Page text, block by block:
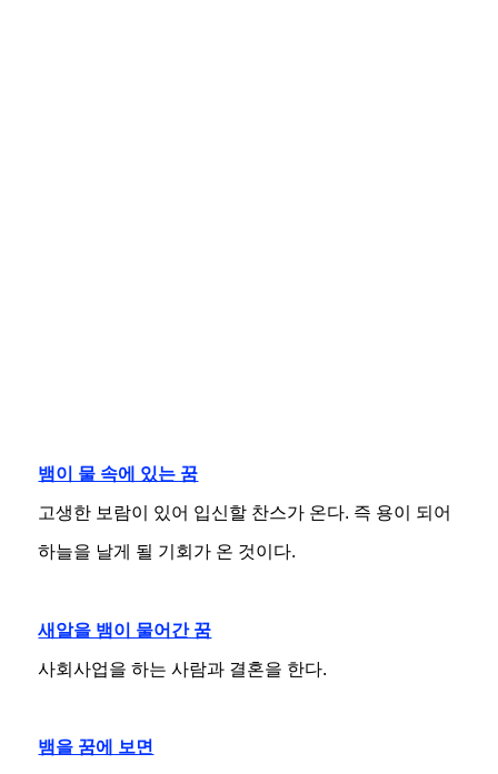
뱀이 물 속에 있는 꿈
고생한 보람이 있어 입신할 찬스가 온다. 즉 용이 되어
하늘을 날게 될 기회가 온 것이다.
새알을 뱀이 물어간 꿈
사회사업을 하는 사람과 결혼을 한다.
뱀을 꿈에 보면